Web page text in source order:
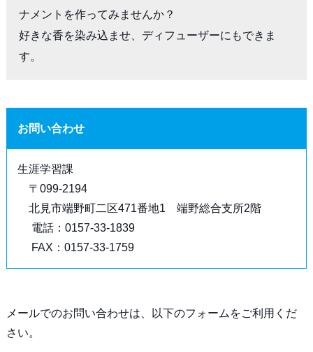
ナメントを作ってみませんか？
好きな香を染み込ませ、ディフューザーにもできま
す。
お問い合わせ
生涯学習課
〒099-2194
北見市端野町二区471番地1 端野総合支所2階
電話：0157-33-1839
FAX：0157-33-1759
メールでのお問い合わせは、以下のフォームをご利用くだ
さい。